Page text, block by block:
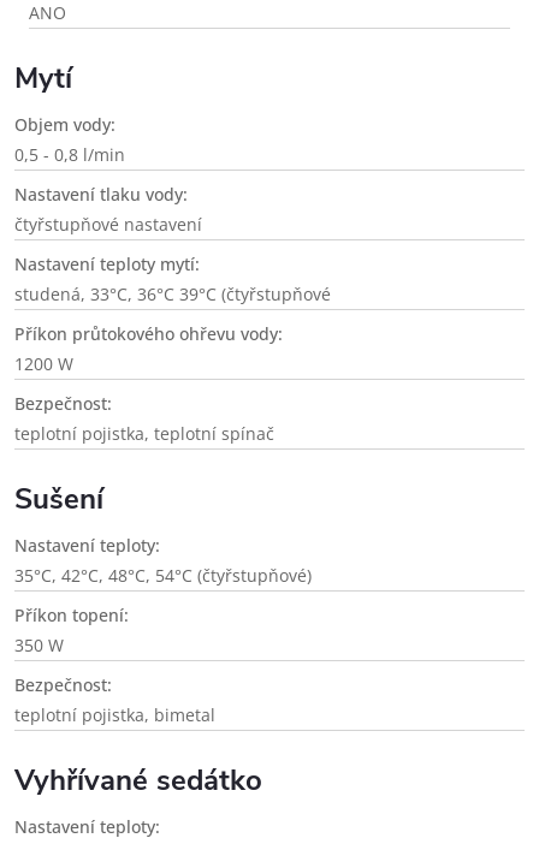
ANO
Myt​í
Objem vody:
0,5 - 0,8 l/min
Nastavení tlaku vody:
čtyřstupňové nastavení
Nastavení teploty mytí:
studená, 33°C, 36°C 39°C (čtyřstupňové
Příkon průtokového ohřevu vody:
1200 W
Bezpečnost:
teplotní pojistka, teplotní spínač
Sušení
Nastavení teploty:
35°C, 42°C, 48°C, 54°C (čtyřstupňové)
Příkon topení:
350 W
Bezpečnost:
teplotní pojistka, bimetal
Vyhřívané sedátko
Nastavení teploty: